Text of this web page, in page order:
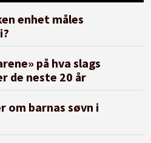
enhet måles
på hva slags
de neste 20 år
om barnas søvn i